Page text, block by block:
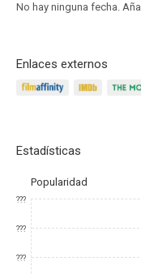
No hay ninguna fecha.
Enlaces externos
Estadísticas
Popularidad
???
???
???